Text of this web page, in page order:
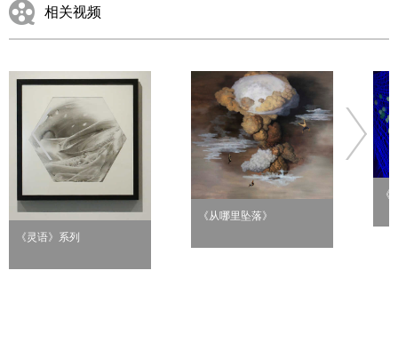
相关视频
《灵语》系列
《从哪里坠落》
《